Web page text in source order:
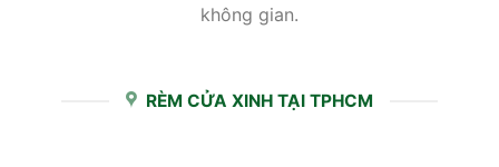
không gian.
RÈM CỬA XINH TẠI TPHCM